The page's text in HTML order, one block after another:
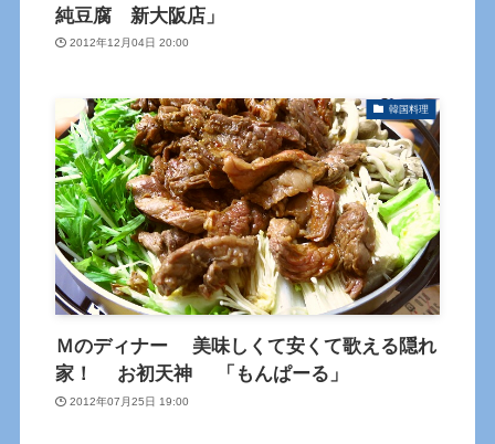
純豆腐 新大阪店」
2012年12月04日 20:00
韓国料理
Ｍのディナー 美味しくて安くて歌える隠れ
家！ お初天神 「もんぱーる」
2012年07月25日 19:00